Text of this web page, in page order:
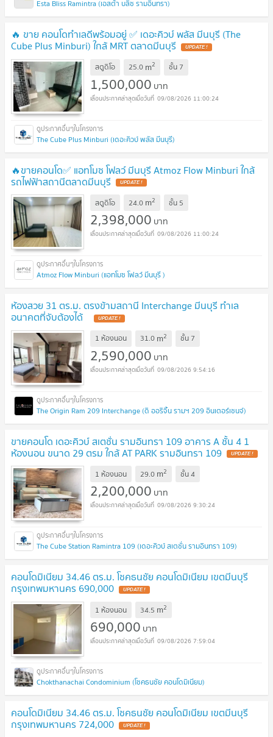
Esta Bliss Ramintra (เอสต้า บลิซ รามอินทรา)
🔥 ขาย คอนโดทำเลดีพร้อมอยู่ ✅ เดอะคิวบ์ พลัส มีนบุรี (The
Cube Plus Minburi) ใกล้ MRT ตลาดมีนบุรี UPDATE !
สตูดิโอ 25.0 m2 ชั้น 7
1,500,000 บาท
09/08/2026 11:00:24
The Cube Plus Minburi (เดอะคิวบ์ พลัส มีนบุรี)
🔥ขายคอนโด✅ แอทโมซ โฟลว์ มีนบุรี Atmoz Flow Minburi ใกล้
รถไฟฟ้าสถานีตลาดมีนบุรี UPDATE !
สตูดิโอ 24.0 m2 ชั้น 5
2,398,000 บาท
09/08/2026 11:00:24
Atmoz Flow Minburi (แอทโมซ โฟลว์ มีนบุรี )
ห้องสวย 31 ตร.ม. ตรงข้ามสถานี Interchange มีนบุรี ทำเล
อนาคตที่จับต้องได้ UPDATE !
1 ห้องนอน 31.0 m2 ชั้น 7
2,590,000 บาท
09/08/2026 9:54:16
The Origin Ram 209 Interchange (ดิ ออริจิ้น รามฯ 209 อินเตอร์เชนจ์)
ขายคอนโด เดอะคิวบ์ สเตชั่น รามอินทรา 109 อาคาร A ชั้น 4 1
ห้องนอน ขนาด 29 ตรม ใกล้ AT PARK รามอินทรา 109 UPDATE !
1 ห้องนอน 29.0 m2 ชั้น4
2,200,000 บาท
09/08/2026 9:30:24
The Cube Station Ramintra 109 (เดอะคิวบ์ สเตชั่น รามอินทรา 109)
คอนโดมิเนียม 34.46 ตร.ม. โชคธนชัย คอนโดมิเนียม เขตมีนบุรี
กรุงเทพมหานคร 690,000 UPDATE !
1 ห้องนอน 34.5 m2
690,000 บาท
09/08/2026 7:59:04
Chokthanachai Condominium (โชคธนชัย คอนโดมิเนียม)
คอนโดมิเนียม 34.46 ตร.ม. โชคธนชัย คอนโดมิเนียม เขตมีนบุรี
กรุงเทพมหานคร 724,000 UPDATE !